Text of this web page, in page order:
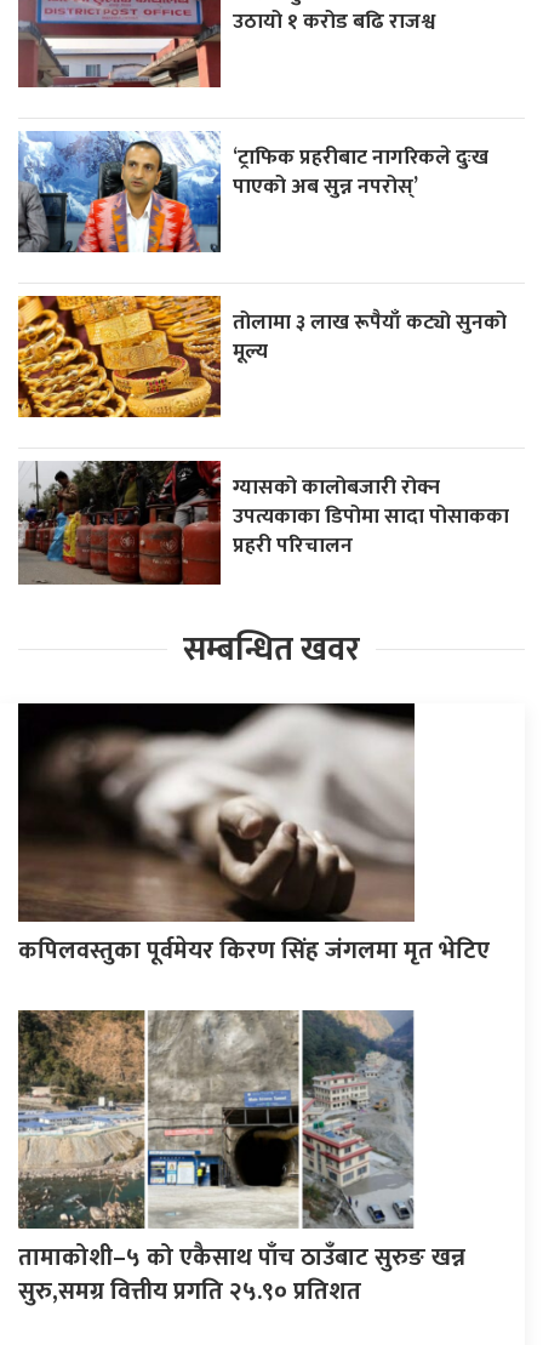
उठायो १ करोड बढि राजश्व
‘ट्राफिक प्रहरीबाट नागरिकले दुःख
पाएको अब सुन्न नपरोस्’
तोलामा ३ लाख रूपैयाँ कट्यो सुनको
मूल्य
ग्यासको कालोबजारी रोक्न
उपत्यकाका डिपोमा सादा पोसाकका
प्रहरी परिचालन
सम्बन्धित खवर
कपिलवस्तुका पूर्वमेयर किरण सिंह जंगलमा मृत भेटिए
तामाकोशी–५ को एकैसाथ पाँच ठाउँबाट सुरुङ खन्न
सुरु,समग्र वित्तीय प्रगति २५.९० प्रतिशत